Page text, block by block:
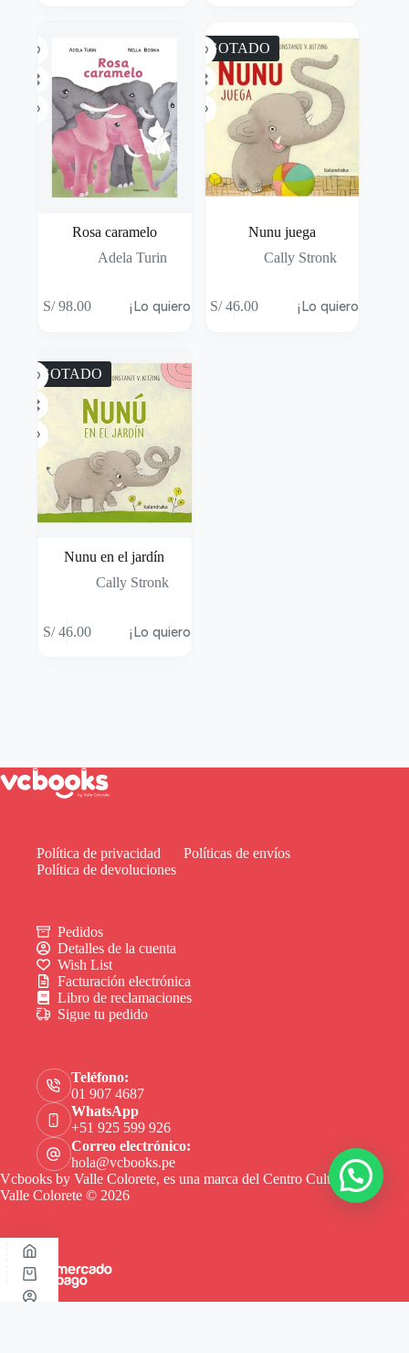
Rosa caramelo
Adela Turin
S/98.00 ¡Lo quiero!
AGOTADO
Nunu juega
Cally Stronk
S/46.00 ¡Lo quiero!
AGOTADO
Nunu en el jardín
Cally Stronk
S/46.00 ¡Lo quiero!
Política de privacidad
Políticas de envíos
Política de devoluciones
Pedidos
Detalles de la cuenta
Wish List
Facturación electrónica
Libro de reclamaciones
Sigue tu pedido
Teléfono:
01 907 4687
WhatsApp
+51 925 599 926
Correo electrónico:
hola@vcbooks.pe
Vcbooks by Valle Colorete, es una marca del Centro Cultural
Valle Colorete © 2026